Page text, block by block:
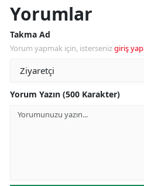
Yorumlar
Takma Ad
Yorum yapmak için, istersenizgiriş
Yorum Yazın (500 Karakter)